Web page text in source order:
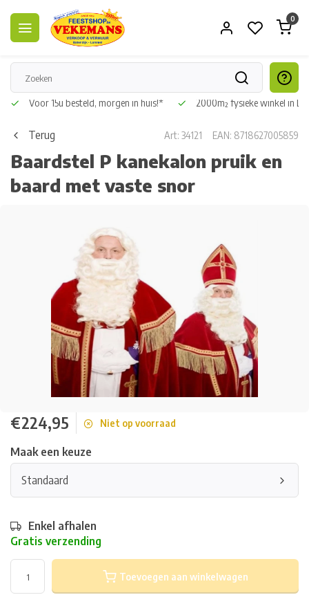
0
Voor 15u besteld, morgen in huis!* 2000m² fysieke winkel in
Terug Art: 34121 EAN: 8718627005859
Baardstel P kanekalon pruik en
baard met vaste snor
€224,95 Niet op voorraad
Maak een keuze
Standaard
Enkel afhalen
Gratis verzending
Toevoegen aan winkelwagen